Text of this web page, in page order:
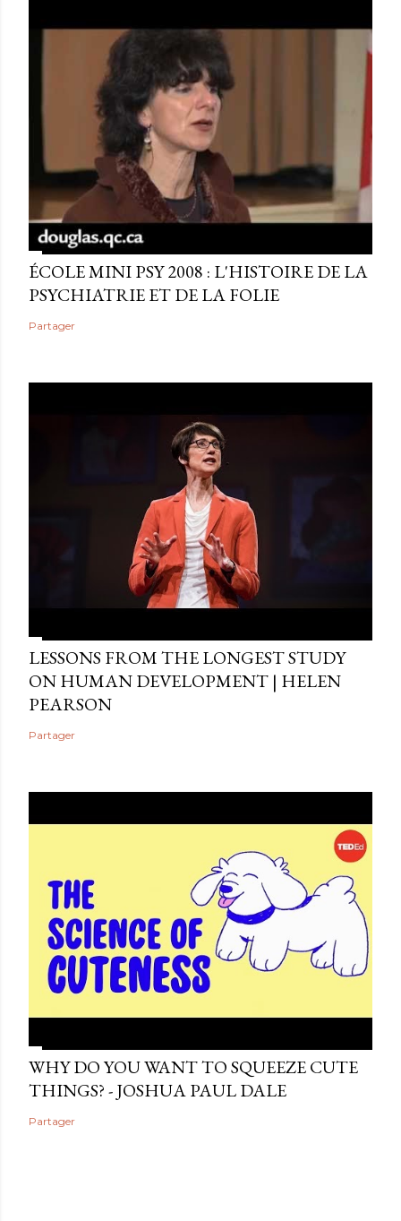
ÉCOLE MINI PSY 2008 : L'HISTOIRE DE LA
PSYCHIATRIE ET DE LA FOLIE
Partager
LESSONS FROM THE LONGEST STUDY
ON HUMAN DEVELOPMENT | HELEN
PEARSON
Partager
WHY DO YOU WANT TO SQUEEZE CUTE
THINGS? - JOSHUA PAUL DALE
Partager